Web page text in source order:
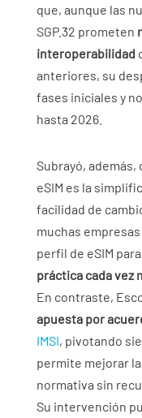
que, aunque las
SGP.32 prometen
interoperabilidad
anteriores, su
fases iniciales y
hasta 2026.
Subrayó, además,
eSIM es la
facilidad de
muchas
perfil de eSIM
práctica cada vez
En contraste,
apuesta por
IMSI, pivotando
permite mejorar
normativa sin
Su intervención